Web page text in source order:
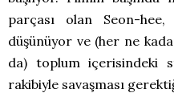
parçası olan Seon-
düşünüyor ve (her ne
da) toplum içerisindeki
rakibiyle savaşması